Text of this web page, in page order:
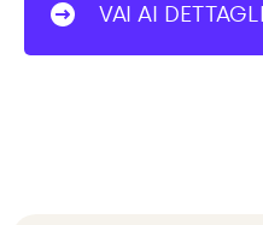
VAI AI